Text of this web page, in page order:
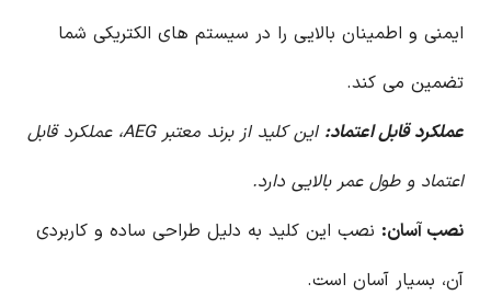
ایمنی و اطمینان بالایی را در سیستم های الکتریکی شما
تضمین می کند.
عملکرد قابل اعتماد:
این کلید از برند معتبر AEG، عملکرد قابل
اعتماد و طول عمر بالایی دارد.
نصب آسان: نصب این کلید به دلیل طراحی ساده و کاربردی
آن، بسیار آسان است.